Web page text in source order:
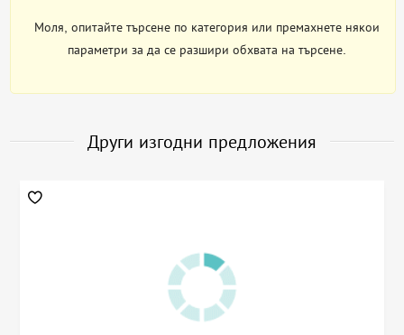
Моля, опитайте търсене по категория или премахнете някои
параметри за да се разшири обхвата на търсене.
Други изгодни предложения